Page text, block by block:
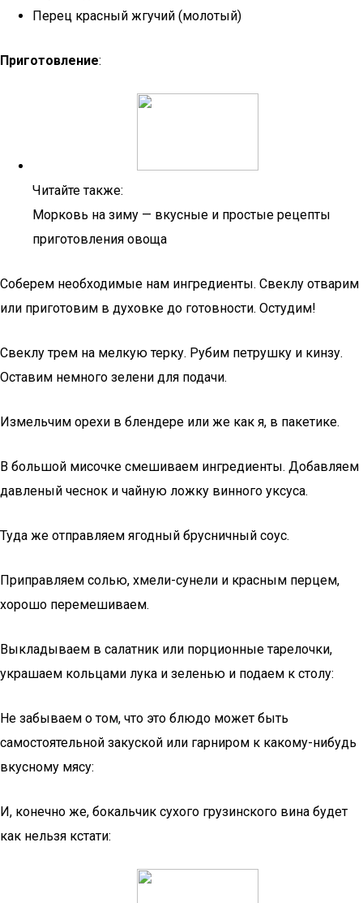
Перец красный жгучий (молотый)
Приготовление:
Читайте также:
Морковь на зиму — вкусные и простые рецепты
приготовления овоща
Соберем необходимые нам ингредиенты. Свеклу отварим
или приготовим в духовке до готовности. Остудим!
Свеклу трем на мелкую терку. Рубим петрушку и кинзу.
Оставим немного зелени для подачи.
Измельчим орехи в блендере или же как я, в пакетике.
В большой мисочке смешиваем ингредиенты. Добавляем
давленый чеснок и чайную ложку винного уксуса.
Туда же отправляем ягодный брусничный соус.
Приправляем солью, хмели-сунели и красным перцем,
хорошо перемешиваем.
Выкладываем в салатник или порционные тарелочки,
украшаем кольцами лука и зеленью и подаем к столу:
Не забываем о том, что это блюдо может быть
самостоятельной закуской или гарниром к какому-нибудь
вкусному мясу:
И, конечно же, бокальчик сухого грузинского вина будет
как нельзя кстати: